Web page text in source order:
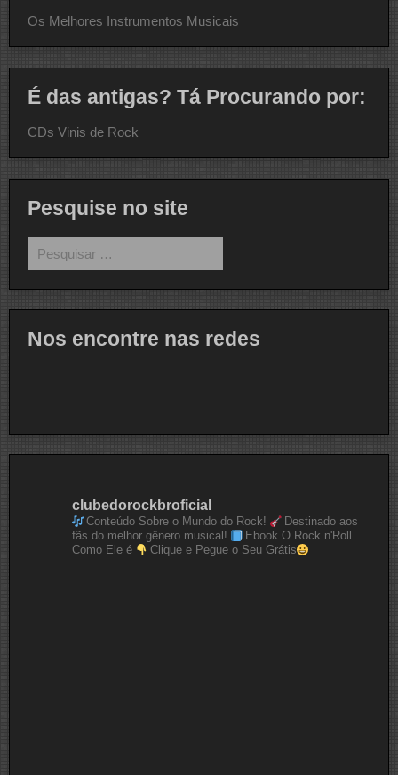
Os Melhores Instrumentos Musicais
É das antigas? Tá Procurando por:
CDs Vinis de Rock
Pesquise no site
por:
Nos encontre nas redes
clubedorockbroficial
Conteúdo Sobre o Mundo do Rock!
Destinado aos
fãs do melhor gênero musical!
Ebook O Rock n'Roll
Como Ele é
Clique e Pegue o Seu Grátis